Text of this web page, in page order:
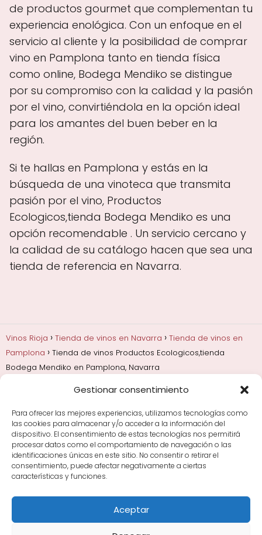
Gestionar consentimiento
Para ofrecer las mejores experiencias, utilizamos tecnologías como
las cookies para almacenar y/o acceder a la información del
dispositivo. El consentimiento de estas tecnologías nos permitirá
procesar datos como el comportamiento de navegación o las
identificaciones únicas en este sitio. No consentir o retirar el
consentimiento, puede afectar negativamente a ciertas
características y funciones.
Aceptar
de productos gourmet que complementan tu
experiencia enológica. Con un enfoque en el
servicio al cliente y la posibilidad de comprar
vino en Pamplona tanto en tienda física
como online, Bodega Mendiko se distingue
por su compromiso con la calidad y la pasión
por el vino, convirtiéndola en la opción ideal
para los amantes del buen beber en la
región.
Si te hallas en Pamplona y estás en la
búsqueda de una vinoteca que transmita
pasión por el vino, Productos
Ecologicos,tienda Bodega Mendiko es una
opción recomendable . Un servicio cercano y
la calidad de su catálogo hacen que sea una
tienda de referencia en Navarra.
Vinos Rioja Tienda de vinos en Navarra
Tienda de vinos en
Pamplona
Tienda de vinos Productos Ecologicos,tienda
Bodega Mendiko en Pamplona, Navarra
Añadas, crianza y guarda
Bodegas y marcas de
Comprar vino
Rioja y guías de regalo
Cultura del vino y
curiosidades
Enoturismo en Rioja
Maridajes y vino en la mesa
Tiendas de vino por
ciudades
Tipos de Rioja y clasificación
bodegas por área